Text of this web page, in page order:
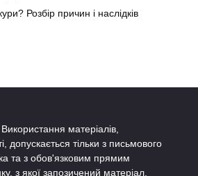
Розбір причин і наслідків
матеріалів,
допускається тільки з письмового
та з обов'язковим прямим
з якої запозичений матеріал.